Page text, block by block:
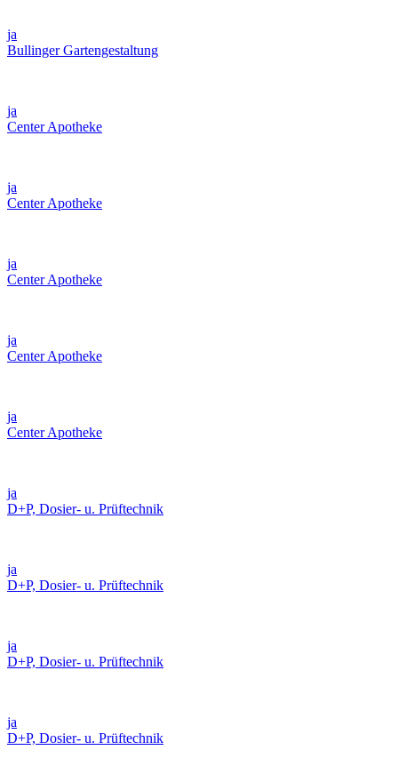
ja
Bullinger Gartengestaltung
ja
Center Apotheke
ja
Center Apotheke
ja
Center Apotheke
ja
Center Apotheke
ja
Center Apotheke
ja
D+P, Dosier- u. Prüftechnik
ja
D+P, Dosier- u. Prüftechnik
ja
D+P, Dosier- u. Prüftechnik
ja
D+P, Dosier- u. Prüftechnik